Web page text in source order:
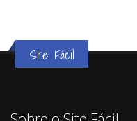
Site Fácil